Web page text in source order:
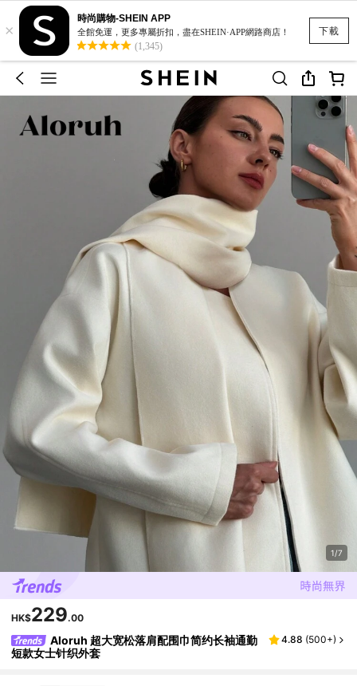
下載
×
時尚購物-SHEIN APP
全館免運，更多專屬折扣，盡在SHEIN·APP網路商店！
(1,345)
1/7
HK$229.00
Aloruh 超大宽松落肩配围巾简约长袖通勤
短款女士针织外套
4.88 (500+)